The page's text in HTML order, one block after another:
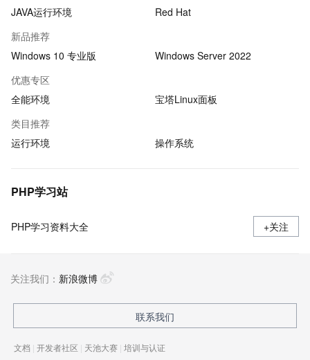
JAVA运行环境
Red Hat
新品推荐
Windows 10 专业版
Windows Server 2022
优惠专区
全能环境
宝塔Linux面板
类目推荐
运行环境
操作系统
PHP学习站
PHP学习资料大全 +关注
关注我们： 新浪微博
联系我们
文档 | 开发者社区 | 天池大赛 | 培训与认证